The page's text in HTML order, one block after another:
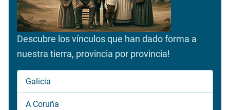
Descubre los vínculos que han dado forma a
nuestra tierra, provincia por provincia!
Galicia
A Coruña